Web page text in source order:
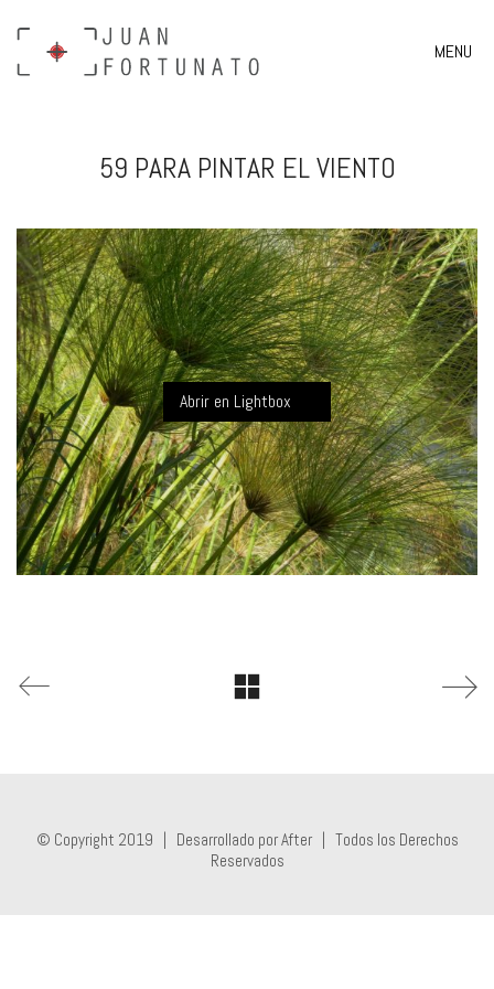
MENU
59 PARA PINTAR EL VIENTO
Abrir en Lightbox
© Copyright 2019 | Desarrollado por After| Todos los Derechos
Reservados